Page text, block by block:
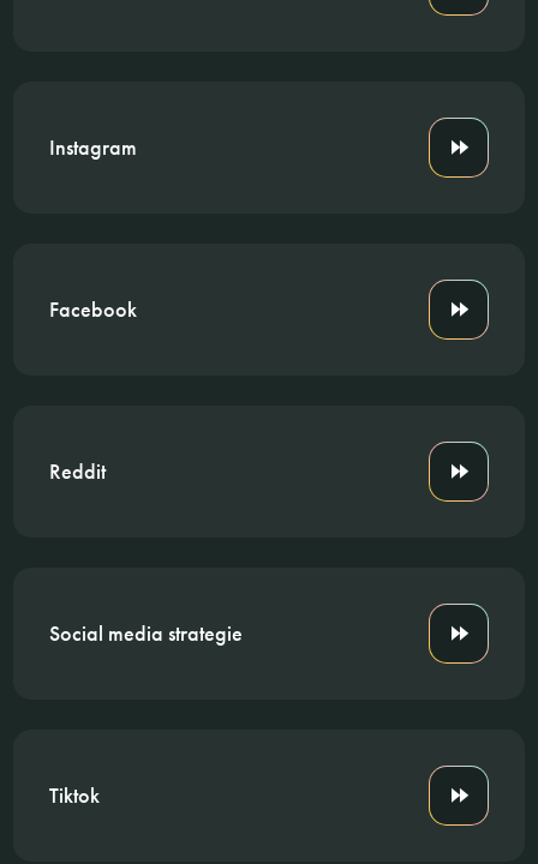
Instagram
Facebook
Reddit
Social media strategie
Tiktok